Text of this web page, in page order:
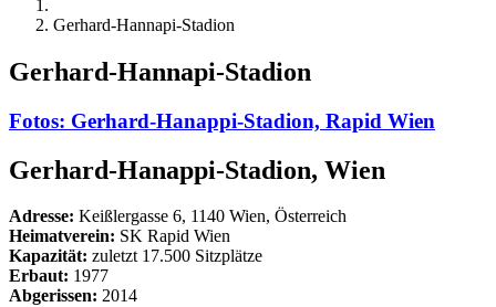
Gerhard-Hannapi-Stadion
Gerhard-Hannapi-Stadion
Fotos: Gerhard-Hanappi-Stadion, Rapid Wien
Gerhard-Hanappi-Stadion, Wien
Adresse: Keißlergasse 6, 1140 Wien, Österreich
Heimatverein: SK Rapid Wien
Kapazität: zuletzt 17.500 Sitzplätze
Erbaut: 1977
Abgerissen: 2014